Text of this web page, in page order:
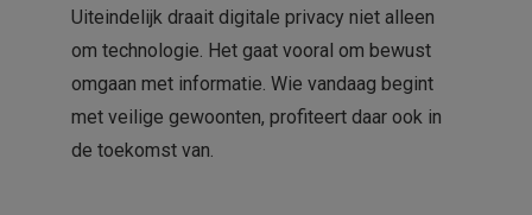
Uiteindelijk draait digitale privacy niet alleen
om technologie. Het gaat vooral om bewust
omgaan met informatie. Wie vandaag begint
met veilige gewoonten, profiteert daar ook in
de toekomst van.